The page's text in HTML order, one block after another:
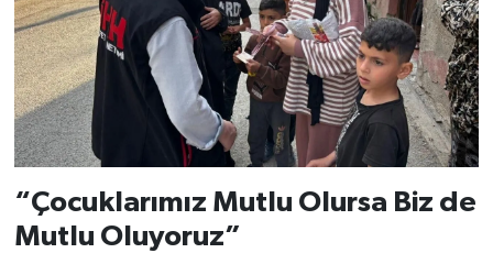
“Çocuklarımız Mutlu Olursa Biz de
Mutlu Oluyoruz”
ÇEK GÖNDER
KİTAP
HEDEF2020
MİZAH